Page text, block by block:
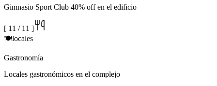
Gimnasio Sport Club 40% off en el edificio
[ 11 / 11 ]
🍽️locales
Gastronomía
Locales gastronómicos en el complejo